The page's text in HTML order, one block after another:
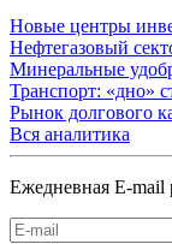
Новые центры
Нефтегазовый
Минеральные
Транспорт: «дно»
Рынок долгового
Вся аналитика
Ежедневная E-mail